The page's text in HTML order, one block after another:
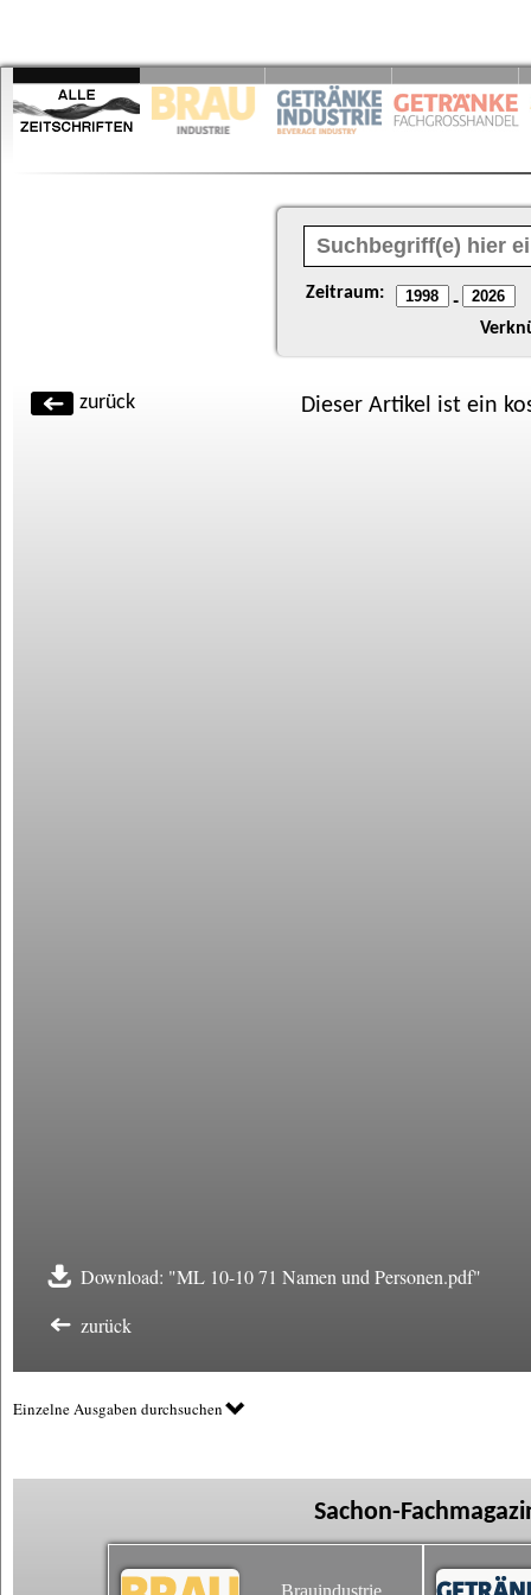
Zeitraum: -
zurück Dieser Artikel ist ein
Download: "ML 10-10 71 Namen und Personen.pdf"
zurück
Einzelne Ausgaben durchsuchen
Sachon-
Brauindustrie